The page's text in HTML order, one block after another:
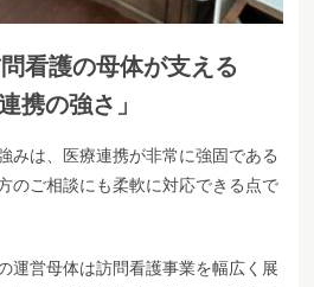
看護の母体が支える
携の強さ」
みは、医療連携が非常に強固である
のご相談にも柔軟に対応できる点で
運営母体は訪問看護事業を幅広く展